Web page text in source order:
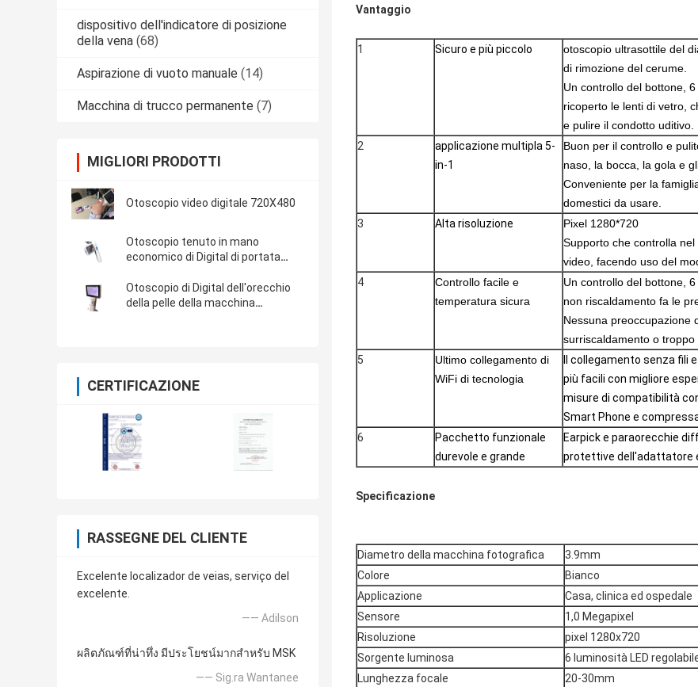
dispositivo dell'indicatore di posizione
della vena (68)
Aspirazione di vuoto manuale (14)
Macchina di trucco permanente (7)
MIGLIORI PRODOTTI
Otoscopio video digitale 720X480
Otoscopio tenuto in mano
economico di Digital di portata
portatile video con il micro flash
card di deviazione standard di 32G
Otoscopio di Digital dell'orecchio
della pelle della macchina
CERTIFICAZIONE
RASSEGNE DEL CLIENTE
Excelente localizador de veias, serviço del
excelente.
—— Adilson
ผลิตภัณฑ์ที่น่าทึ่ง มีประโยชน์มากสำหรับ MSK
—— Sig.ra Wantanee
Vantaggio
1 Sicuro e più piccolo
otoscopio ultrasottile del
di rimozione del cerume.
Un controllo del bottone,
ricoperto le lenti di vetro,
e pulire il condotto uditivo.
2
applicazione multipla 5-
in-1
Buon per il controllo e
naso, la bocca, la gola e
Conveniente per la
domestici da usare.
3
Alta risoluzione
Pixel 1280*720
Supporto che controlla
video, facendo uso del
4
Controllo facile e
temperatura sicura
Un controllo del bottone,
non riscaldamento fa le
Nessuna preoccupazione
surriscaldamento o troppo
5
Ultimo collegamento di
WiFi di tecnologia
Il collegamento senza fili
più facili con migliore
misure di compatibilità
Smart Phone e
6
Pacchetto funzionale
durevole e grande
Earpick e paraorecchie
protettive dell'adattatore
Specificazione
Diametro della macchina fotografica
3.9mm
Colore
Bianco
Applicazione
Casa, clinica ed ospedale
Sensore
1,0 Megapixel
Risoluzione
pixel 1280x720
Sorgente luminosa
6 luminosità LED
Lunghezza focale
20-30mm